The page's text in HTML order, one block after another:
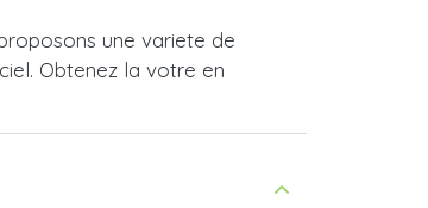
une variete de
Obtenez la votre en